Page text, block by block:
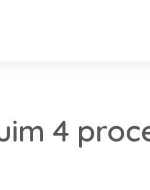
4